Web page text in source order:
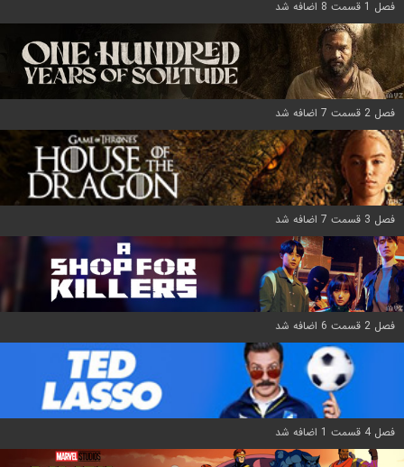
فصل 1 قسمت 8 اضافه شد
فصل 2 قسمت 7 اضافه شد
فصل 3 قسمت 7 اضافه شد
فصل 2 قسمت 6 اضافه شد
فصل 4 قسمت 1 اضافه شد